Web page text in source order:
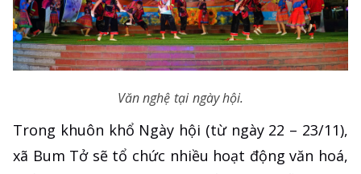
Văn nghệ tại ngày hội.
Trong khuôn khổ Ngày hội (từ ngày 22 – 23/11),
xã Bum Tở sẽ tổ chức nhiều hoạt động văn hoá,